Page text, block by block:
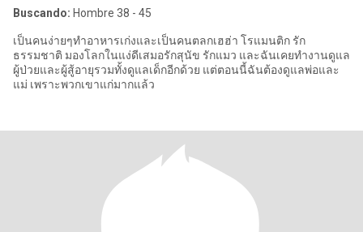
Buscando: Hombre 38 - 45
เป็นคนง่ายๆทำอาหารเก่งและเป็นคนตลกเฮฮ่า โรแมนติก รัก
ธรรมชาติ มองโลกในแง่ดีเสมอรักสุนัข รักแมว และฉันเคยทำงานดูแล
ผู้ป่วยและผู้สู้อายุรวมทั้งดูแลเด็กอีกด้วย แต่ตอนนี้ฉันต้องดูแลพ่อและ
แม่ เพราะพวกเขาแก่มากแล้ว